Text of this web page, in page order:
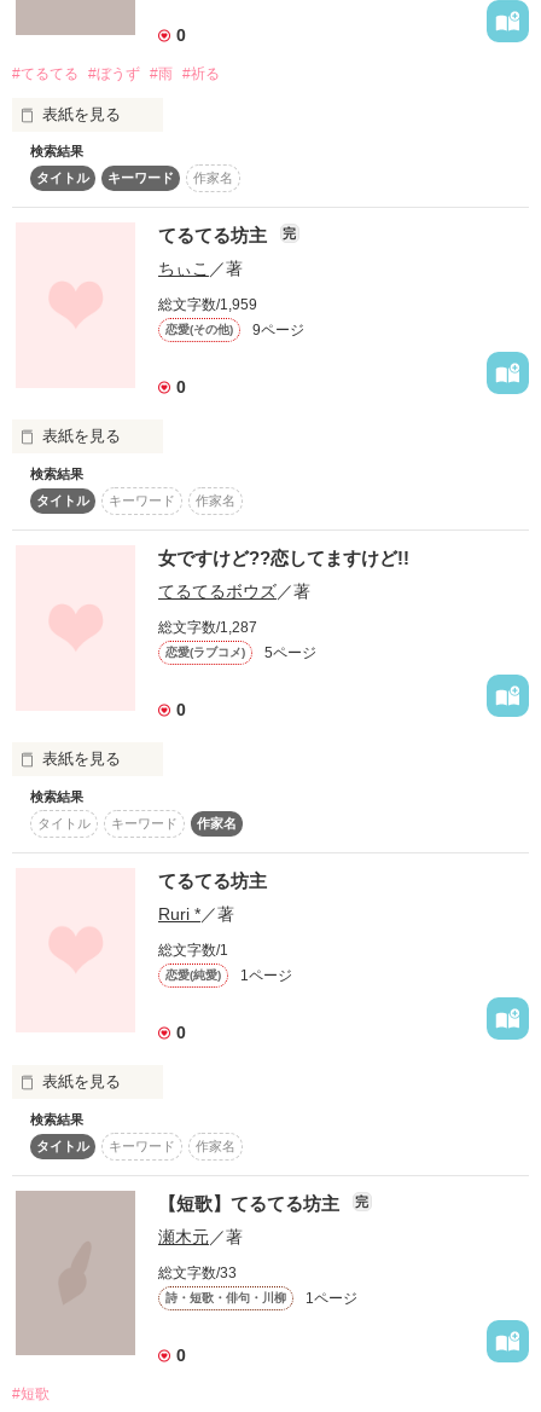
大やけど・・・ガスコンロに火をつけ、そこにてるてるぼうず
を入れましょう。
飛び降り・・・てるてるぼうずを高いところから落としましょ
う。
溺死、生き埋め・・・水の中や土の中にてるてるぼうずを入れ
ましょう。
ほかにも方法はたくさんあります。あなたも自分なりの殺し
方を見つけてくださいね。
トオルの復讐が今、始まろうとしている・・・。
作品を読む
0
#てるてる #ぼうず #雨 #祈る
表紙を見る
この作品はとりあえず何か
かいてみたくなって書いた
作品です
よろしかったら読んでみてください！！
作品を読む
検索結果
タイトル
キーワード 作家名
てるてる坊主 完
ちぃこ ／著
総文字数/1,959
恋愛(その他) 9ページ
0
表紙を見る
雨の日のできごと――
検索結果
タイトル
キーワード 作家名
女ですけど??恋してますけど!!
てるてるボウズ／著
総文字数/1,287
恋愛(ラブコメ) 5ページ
0
表紙を見る
「まじ男みてぇー！！！」
一応、女ですけど??
いつもこんなあたしが
恋をしました。
恋があたしを変えてくれる!!
検索結果
タイトル
キーワード 作家名
てるてる坊主
Ruri *／著
総文字数/1
恋愛(純愛) 1ページ
0
表紙を見る
桜舞う季節にあなたに出会った。
もしあの時2人とも、
そのまますれ違ってたら
きっとこんなに幸せな気持ちんになれなかったかな
今でもてるてる坊主を見ると
思い出す
ーあなたの横顔
検索結果
タイトル
キーワード 作家名
【短歌】てるてる坊主 完
瀬木元／著
総文字数/33
詩・短歌・俳句・川柳 1ページ
0
#短歌